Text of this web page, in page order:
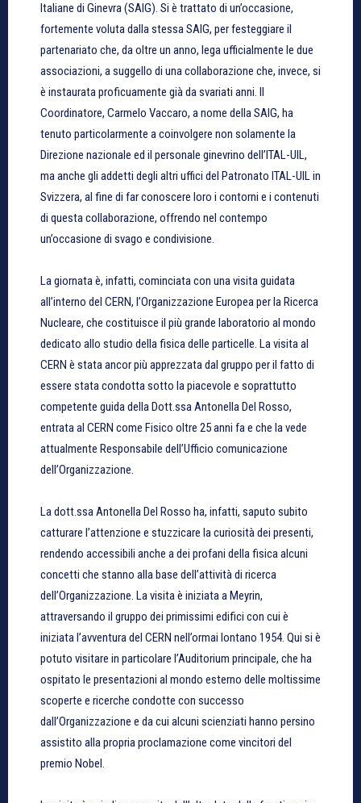
Italiane di Ginevra (SAIG). Si è trattato di un’occasione,
fortemente voluta dalla stessa SAIG, per festeggiare il
partenariato che, da oltre un anno, lega ufficialmente le due
associazioni, a suggello di una collaborazione che, invece, si
è instaurata proficuamente già da svariati anni. Il
Coordinatore, Carmelo Vaccaro, a nome della SAIG, ha
tenuto particolarmente a coinvolgere non solamente la
Direzione nazionale ed il personale ginevrino dell’ITAL-UIL,
ma anche gli addetti degli altri uffici del Patronato ITAL-UIL in
Svizzera, al fine di far conoscere loro i contorni e i contenuti
di questa collaborazione, offrendo nel contempo
un’occasione di svago e condivisione.
La giornata è, infatti, cominciata con una visita guidata
all’interno del CERN, l’Organizzazione Europea per la Ricerca
Nucleare, che costituisce il più grande laboratorio al mondo
dedicato allo studio della fisica delle particelle. La visita al
CERN è stata ancor più apprezzata dal gruppo per il fatto di
essere stata condotta sotto la piacevole e soprattutto
competente guida della Dott.ssa Antonella Del Rosso,
entrata al CERN come Fisico oltre 25 anni fa e che la vede
attualmente Responsabile dell’Ufficio comunicazione
dell’Organizzazione.
La dott.ssa Antonella Del Rosso ha, infatti, saputo subito
catturare l’attenzione e stuzzicare la curiosità dei presenti,
rendendo accessibili anche a dei profani della fisica alcuni
concetti che stanno alla base dell’attività di ricerca
dell’Organizzazione. La visita è iniziata a Meyrin,
attraversando il gruppo dei primissimi edifici con cui è
iniziata l’avventura del CERN nell’ormai lontano 1954. Qui si è
potuto visitare in particolare l’Auditorium principale, che ha
ospitato le presentazioni al mondo esterno delle moltissime
scoperte e ricerche condotte con successo
dall’Organizzazione e da cui alcuni scienziati hanno persino
assistito alla propria proclamazione come vincitori del
premio Nobel.